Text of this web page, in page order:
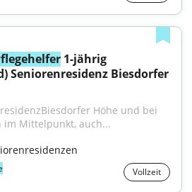
1-jährig
Seniorenresidenz Biesdorfer
Höhe und bei
im Mittelpunkt, auch...
Vollzeit